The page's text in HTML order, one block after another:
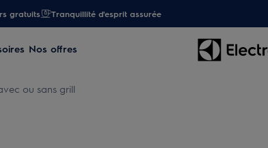
gratuits Tranquillité d'esprit assurée
Nos offres
ou sans grill